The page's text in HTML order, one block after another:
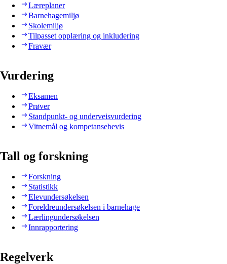
Læreplaner
Barnehagemiljø
Skolemiljø
Tilpasset opplæring og inkludering
Fravær
Vurdering
Eksamen
Prøver
Standpunkt- og underveisvurdering
Vitnemål og kompetansebevis
Tall og forskning
Forskning
Statistikk
Elevundersøkelsen
Foreldreundersøkelsen i barnehage
Lærlingundersøkelsen
Innrapportering
Regelverk